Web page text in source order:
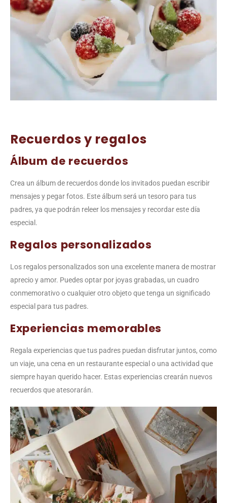
Recuerdos y regalos
Álbum de recuerdos
Crea un álbum de recuerdos donde los invitados puedan escribir
mensajes y pegar fotos. Este álbum será un tesoro para tus
padres, ya que podrán releer los mensajes y recordar este día
especial.
Regalos personalizados
Los regalos personalizados son una excelente manera de mostrar
aprecio y amor. Puedes optar por joyas grabadas, un cuadro
conmemorativo o cualquier otro objeto que tenga un significado
especial para tus padres.
Experiencias memorables
Regala experiencias que tus padres puedan disfrutar juntos, como
un viaje, una cena en un restaurante especial o una actividad que
siempre hayan querido hacer. Estas experiencias crearán nuevos
recuerdos que atesorarán.